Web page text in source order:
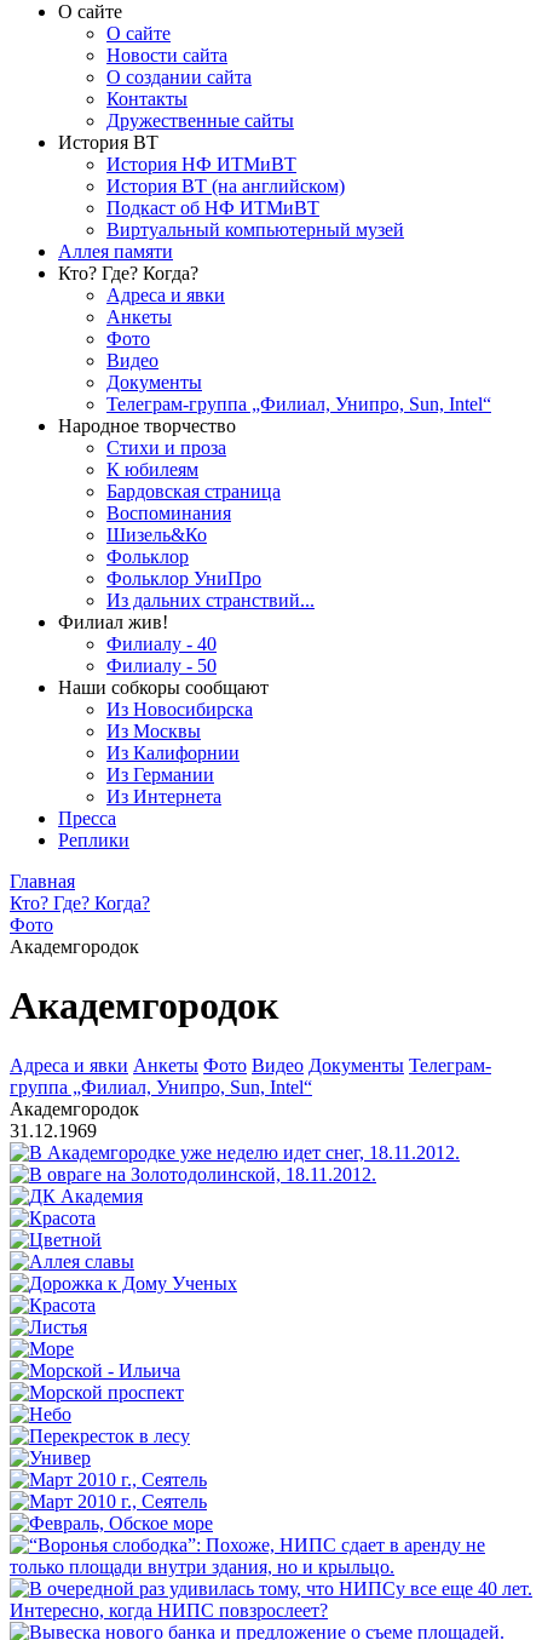
О сайте
О сайте
Новости сайта
О создании сайта
Контакты
Дружественные сайты
История ВТ
История НФ ИТМиВТ
История ВТ (на английском)
Подкаст об НФ ИТМиВТ
Виртуальный компьютерный музей
Аллея памяти
Кто? Где? Когда?
Адреса и явки
Анкеты
Фото
Видео
Документы
Телеграм-группа „Филиал, Унипро, Sun, Intel“
Народное творчество
Стихи и проза
К юбилеям
Бардовская страница
Воспоминания
Шизель&Ко
Фольклор
Фольклор УниПро
Из дальних странствий...
Филиал жив!
Филиалу - 40
Филиалу - 50
Наши собкоры сообщают
Из Новосибирска
Из Москвы
Из Калифорнии
Из Германии
Из Интернета
Пресса
Реплики
Главная
Кто? Где? Когда?
Фото
Академгородок
Академгородок
Адреса и явки Анкеты Фото Видео Документы Телеграм-
группа „Филиал, Унипро, Sun, Intel“
Академгородок
31.12.1969